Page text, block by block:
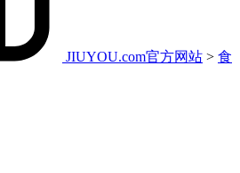
JIUYOU.com官方网站 > 食